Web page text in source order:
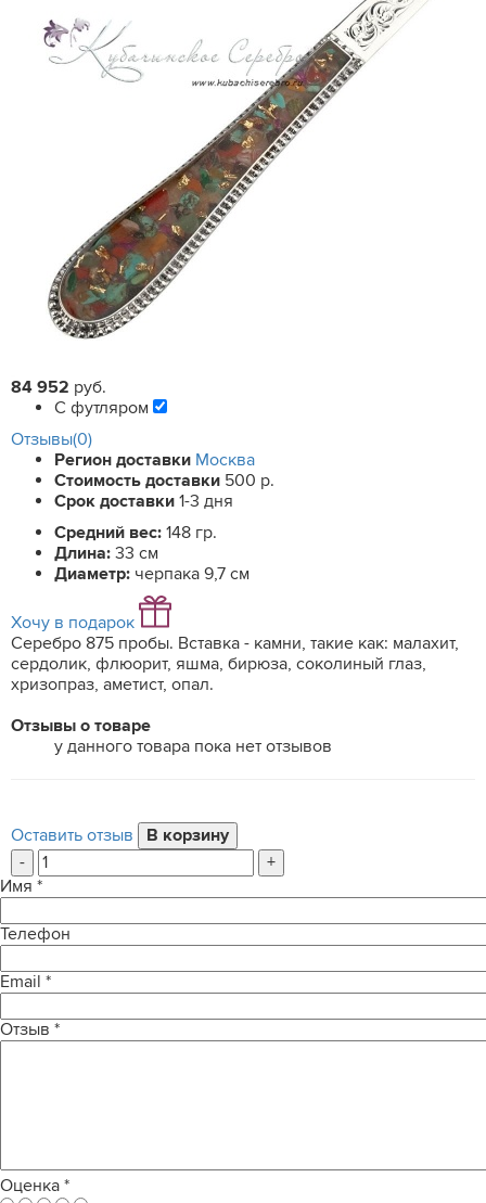
84 952 руб.
С футляром
Отзывы(0)
Регион доставки Москва
Стоимость доставки 500 р.
Срок доставки 1-3 дня
Средний вес: 148 гр.
Длина: 33 см
Диаметр: черпака 9,7 см
Хочу в подарок
Серебро 875 пробы. Вставка - камни, такие как: малахит,
сердолик, флюорит, яшма, бирюза, соколиный глаз,
хризопраз, аметист, опал.
Отзывы о товаре
у данного товара пока нет отзывов
Оставить отзыв
-
+
Имя *
Телефон
Email *
Отзыв *
Оценка *